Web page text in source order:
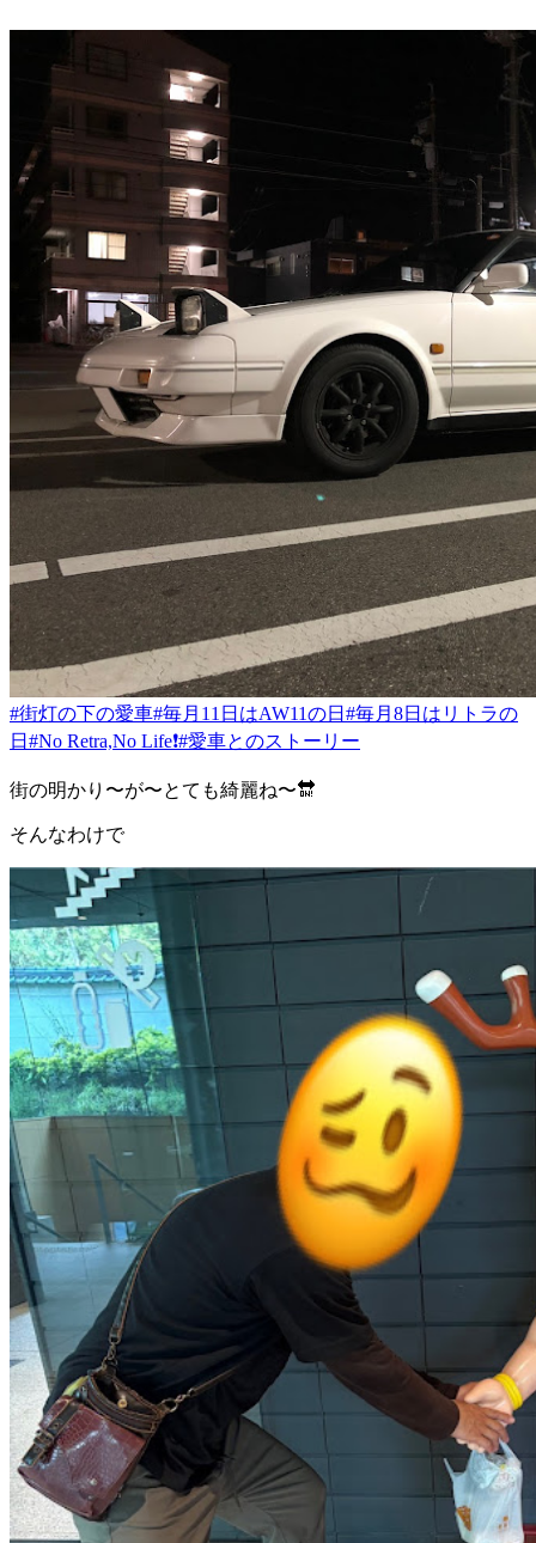
#街灯の下の愛車#毎月11日はAW11の日 #毎月8日はリトラの
日 #No Retra,No Life❗️#愛車とのストーリー
街の明かり〜が〜とても綺麗ね〜🔛
そんなわけで